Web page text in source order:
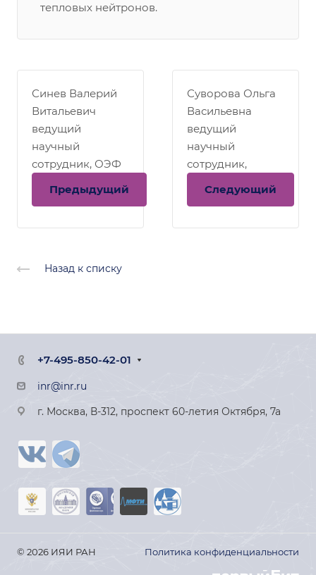
тепловых нейтронов.
Синев Валерий
Витальевич
ведущий
научный
сотрудник, ОЭФ
Предыдущий
Суворова Ольга
Васильевна
ведущий
научный
сотрудник,
Следующий
Назад к списку
+7-495-850-42-01
inr@inr.ru
г. Москва, В-312, проспект 60-летия Октября, 7а
© 2026 ИЯИ РАН Политика конфиденциальности